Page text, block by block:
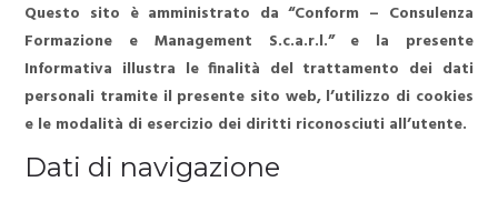
Questo sito è amministrato da “Conform – Consulenza
Formazione e Management S.c.a.r.l.” e la presente
Informativa illustra le finalità del trattamento dei dati
personali tramite il presente sito web, l’utilizzo di cookies
e le modalità di esercizio dei diritti riconosciuti all’utente.
Dati di navigazione